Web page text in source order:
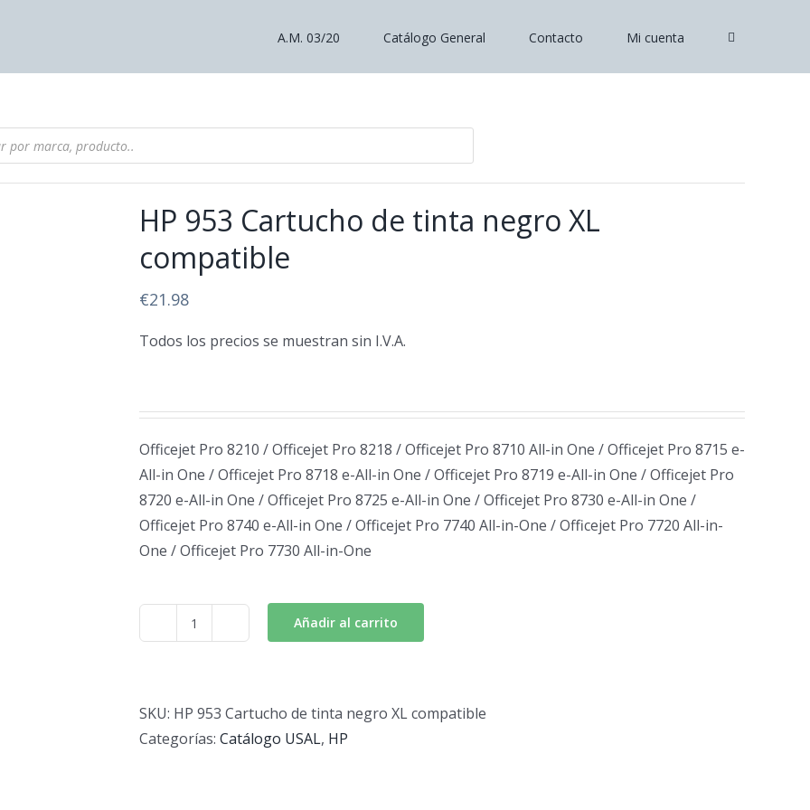
A.M. 03/20 Catálogo General Contacto Mi cuenta
HP 953 Cartucho de tinta negro XL
compatible
€21.98
Todos los precios se muestran sin I.V.A.
Officejet Pro 8210 / Officejet Pro 8218 / Officejet Pro 8710 All-in One / Officejet Pro 8715 e-
All-in One / Officejet Pro 8718 e-All-in One / Officejet Pro 8719 e-All-in One / Officejet Pro
8720 e-All-in One / Officejet Pro 8725 e-All-in One / Officejet Pro 8730 e-All-in One /
Officejet Pro 8740 e-All-in One / Officejet Pro 7740 All-in-One / Officejet Pro 7720 All-in-
One / Officejet Pro 7730 All-in-One
HP
de
tinta
Añadir al carrito
SKU: HP 953 Cartucho de tinta negro XL compatible
Categorías: Catálogo USAL, HP